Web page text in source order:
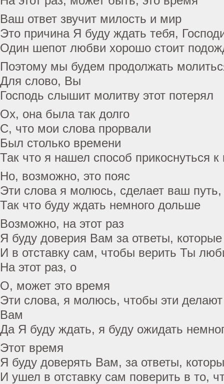
Ваш ответ звучит милость и мир
Это причина Я буду ждать тебя,
Один шепот любви хорошо стоит
Поэтому мы будем продолжать
Для слово, Вы
Господь слышит молитву этот потерял
Ох, она была так долго
С, что мои слова прорвали
Был столько времени
Так что я нашел способ прикоснуться
Но, возможно, это пояс
Эти слова я молюсь, сделает ваш
Так что буду ждать немного дольше
Возможно, на этот раз
Я буду доверия Вам за ответы,
И в отставку сам, чтобы верить Ты
На этот раз, о
О, может это время
Эти слова, я молюсь, чтобы эти делают
Вам
Да Я буду ждать, я буду ожидать
Этот время
Я буду доверять Вам, за ответы,
И ушел в отставку сам поверить в то,